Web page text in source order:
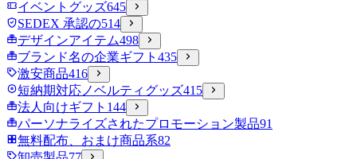
イベントグッズ645
SEDEX 承認の514
デザインアイテム498
ブランド名の企業ギフト 435
激安商品416
短納期対応ノベルティグッズ415
法人向けギフト 144
パーソナライズされたプロモーション製品91
無料配布、おまけ商品系82